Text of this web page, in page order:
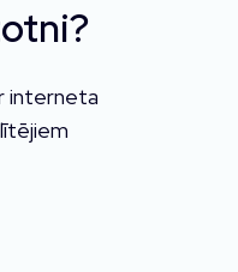
interneta